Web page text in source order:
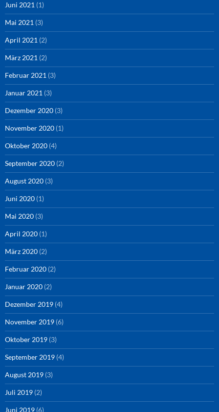
Juni 2021 (1)
Mai 2021 (3)
April 2021 (2)
März 2021 (2)
Februar 2021 (3)
Januar 2021 (3)
Dezember 2020 (3)
November 2020 (1)
Oktober 2020 (4)
September 2020 (2)
August 2020 (3)
Juni 2020 (1)
Mai 2020 (3)
April 2020 (1)
März 2020 (2)
Februar 2020 (2)
Januar 2020 (2)
Dezember 2019 (4)
November 2019 (6)
Oktober 2019 (3)
September 2019 (4)
August 2019 (3)
Juli 2019 (2)
Juni 2019 (6)